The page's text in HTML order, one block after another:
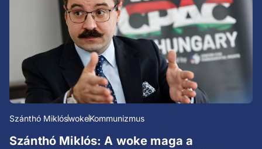
Szánthó MiklóswokeKommunizmus
Szánthó Miklós: A woke maga a